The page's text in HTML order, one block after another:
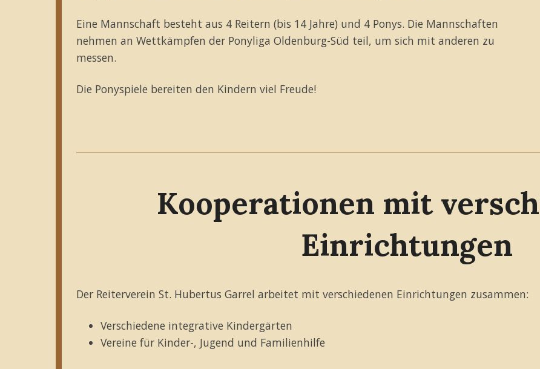
Eine Mannschaft besteht aus 4 Reitern (bis 14 Jahre) und 4 Ponys. Die Mannschaften
nehmen an Wettkämpfen der Ponyliga Oldenburg-Süd teil, um sich mit anderen zu
messen.
Die Ponyspiele bereiten den Kindern viel Freude!
Kooperationen mit
Einrichtungen
Der Reiterverein St. Hubertus Garrel arbeitet mit verschiedenen Einrichtungen zusammen:
Verschiedene integrative Kindergärten
Vereine für Kinder-, Jugend und Familienhilfe